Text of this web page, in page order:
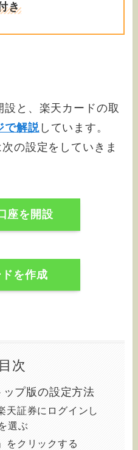
き
と、楽天カードの取
で解説しています。
の設定をしていきま
座を開設
を作成
目次
プ版の設定方法
天証券にログインし
選ぶ
をクリックする